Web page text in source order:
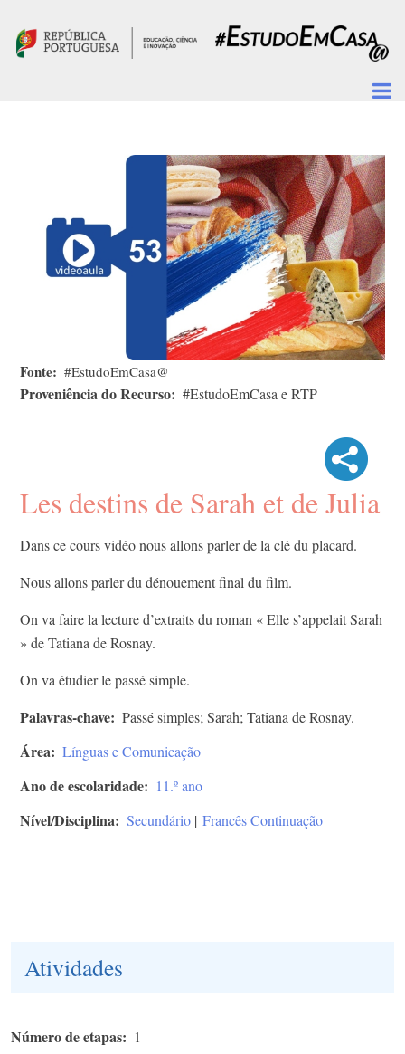
Fonte #EstudoEmCasa@
Proveniência do Recurso #EstudoEmCasa e RTP
Les destins de Sarah et de Julia
Dans ce cours vidéo nous allons parler de la clé du placard.
Nous allons parler du dénouement final du film.
On va faire la lecture d’extraits du roman « Elle s’appelait Sarah
» ​de Tatiana de Rosnay.
On va étudier le passé simple.
Palavras-chave Passé simples; Sarah; Tatiana de Rosnay.
Área Línguas e Comunicação
Ano de escolaridade 11.º ano
Nível/Disciplina Secundário | Francês Continuação
Atividades
Número de etapas 1